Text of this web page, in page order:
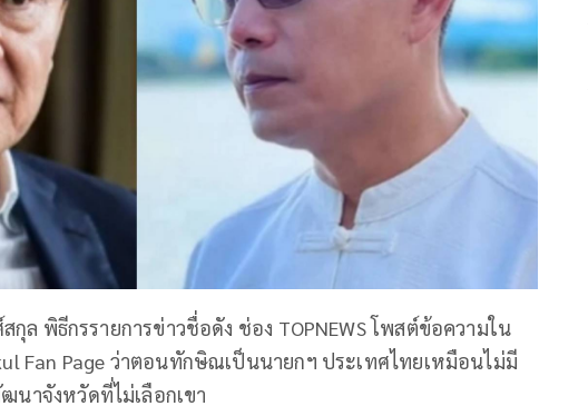
ล พิธีกรรายการข่าวชื่อดัง ช่อง TOPNEWS โพสต์ข้อความใน
Fan Page ว่าตอนทักษิณเป็นนายกฯ ประเทศไทยเหมือนไม่มี
นาจังหวัดที่ไม่เลือกเขา